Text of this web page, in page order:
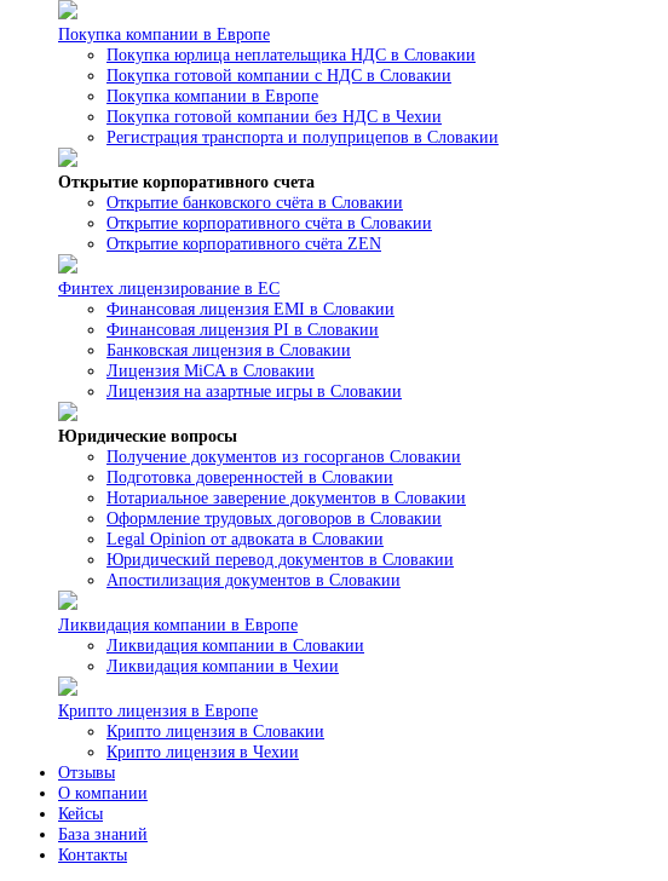
Покупка компании в Европе
Покупка юрлица неплательщика НДС в Словакии
Покупка готовой компании с НДС в Словакии
Покупка компании в Европе
Покупка готовой компании без НДС в Чехии
Регистрация транспорта и полуприцепов в Словакии
Открытие корпоративного счета
Открытие банковского счёта в Словакии
Открытие корпоративного счёта в Словакии
Открытие корпоративного счёта ZEN
Финтех лицензирование в ЕС
Финансовая лицензия EMI в Словакии
Финансовая лицензия PI в Словакии
Банковская лицензия в Словакии
Лицензия MiCA в Словакии
Лицензия на азартные игры в Словакии
Юридические вопросы
Получение документов из госорганов Словакии
Подготовка доверенностей в Словакии
Нотариальное заверение документов в Словакии
Оформление трудовых договоров в Словакии
Legal Opinion от адвоката в Словакии
Юридический перевод документов в Словакии
Апостилизация документов в Словакии
Ликвидация компании в Европе
Ликвидация компании в Словакии
Ликвидация компании в Чехии
Крипто лицензия в Европе
Крипто лицензия в Словакии
Крипто лицензия в Чехии
Отзывы
О компании
Кейсы
База знаний
Контакты